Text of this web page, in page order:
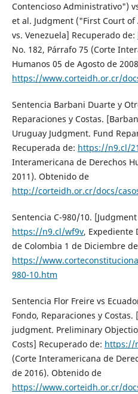
Contencioso Administrativo")
et al. Judgment ("First Court
vs. Venezuela] Recuperado de:
No. 182, Párrafo 75 (Corte
Humanos 05 de Agosto de
https://www.corteidh.or.cr/
Sentencia Barbani Duarte y
Reparaciones y Costas.
Uruguay Judgment. Fund
Recuperada de: https://n9.cl/
Interamericana de Derechos
2011). Obtenido de
http://corteidh.or.cr/docs/
Sentencia C-980/10.
https://n9.cl/wf9v, Expediente
de Colombia 1 de Diciembre
https://
980-10.htm
Sentencia Flor Freire vs
Fondo, Reparaciones y
judgment. Preliminary
Costs] Recuperado de: https://
(Corte Interamericana de
de 2016). Obtenido de
https://www.corteidh.or.cr/